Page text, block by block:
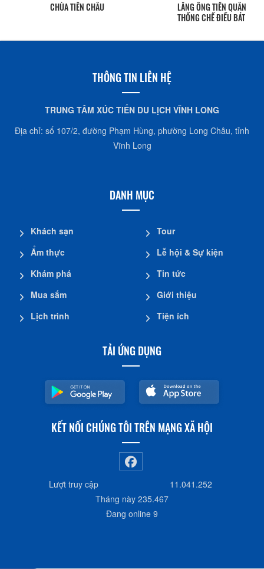
CHÙA TIÊN CHÂU
LĂNG ÔNG TIỀN QUÂN
THỐNG CHẾ ĐIỀU BÁT
THÔNG TIN LIÊN HỆ
TRUNG TÂM XÚC TIẾN DU LỊCH VĨNH LONG
Địa chỉ: số 107/2, đường Phạm Hùng, phường Long Châu, tỉnh
Vĩnh Long
DANH MỤC
Khách sạn
Ẩm thực
Khám phá
Lịch trình
Lễ hội & Sự kiện
Giới thiệu
Tiện ích
TẢI ỨNG DỤNG
KẾT NỐI CHÚNG TÔI TRÊN MẠNG XÃ HỘI
Lượt truy cập
Tháng này
Đang online